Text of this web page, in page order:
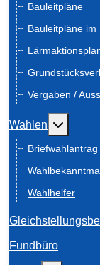
Bauleitpläne
Bauleitpläne
Vergaben /
Wahlen
Briefwahlantrag
Wahlhelfer
Fundbüro